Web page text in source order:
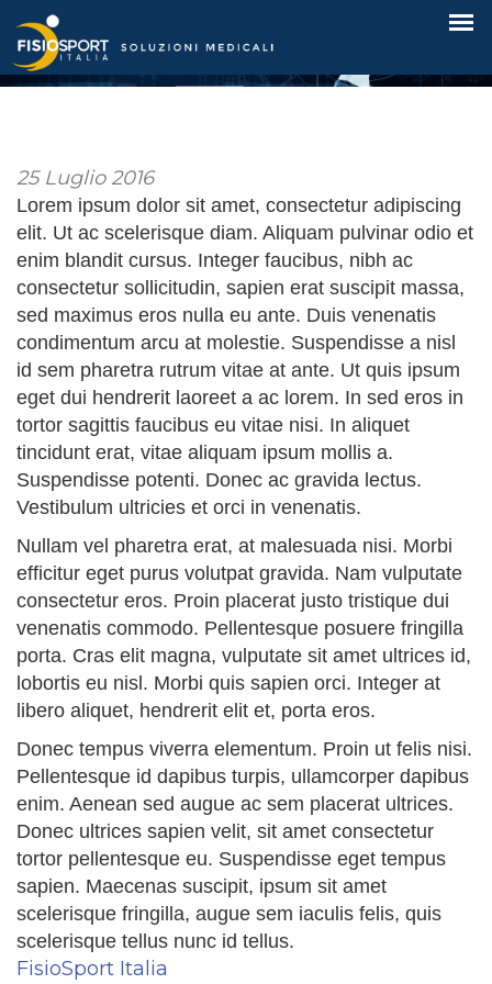
Fisiosport Newsletter n.3 del 2016
25 Luglio 2016
Lorem ipsum dolor sit amet, consectetur adipiscing
elit. Ut ac scelerisque diam. Aliquam pulvinar odio et
enim blandit cursus. Integer faucibus, nibh ac
consectetur sollicitudin, sapien erat suscipit massa,
sed maximus eros nulla eu ante. Duis venenatis
condimentum arcu at molestie. Suspendisse a nisl
id sem pharetra rutrum vitae at ante. Ut quis ipsum
eget dui hendrerit laoreet a ac lorem. In sed eros in
tortor sagittis faucibus eu vitae nisi. In aliquet
tincidunt erat, vitae aliquam ipsum mollis a.
Suspendisse potenti. Donec ac gravida lectus.
Vestibulum ultricies et orci in venenatis.
Nullam vel pharetra erat, at malesuada nisi. Morbi
efficitur eget purus volutpat gravida. Nam vulputate
consectetur eros. Proin placerat justo tristique dui
venenatis commodo. Pellentesque posuere fringilla
porta. Cras elit magna, vulputate sit amet ultrices id,
lobortis eu nisl. Morbi quis sapien orci. Integer at
libero aliquet, hendrerit elit et, porta eros.
Donec tempus viverra elementum. Proin ut felis nisi.
Pellentesque id dapibus turpis, ullamcorper dapibus
enim. Aenean sed augue ac sem placerat ultrices.
Donec ultrices sapien velit, sit amet consectetur
tortor pellentesque eu. Suspendisse eget tempus
sapien. Maecenas suscipit, ipsum sit amet
scelerisque fringilla, augue sem iaculis felis, quis
scelerisque tellus nunc id tellus.
FisioSport Italia